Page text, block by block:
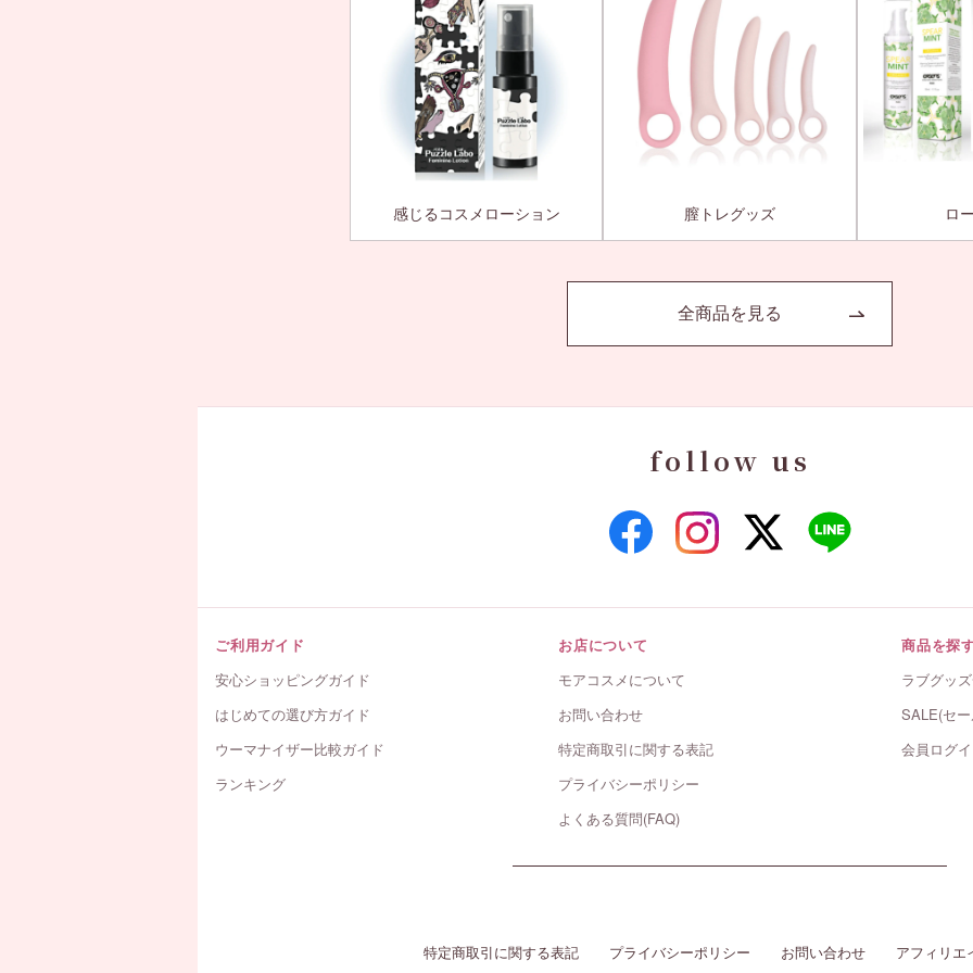
感じるコスメローション 膣トレグッズ ロ
全商品を見る
follow us
ご利用ガイド
安心ショッピングガイド
はじめての選び方ガイド
ウーマナイザー比較ガイド
ランキング
お店について
モアコスメについて
お問い合わせ
特定商取引に関する表記
プライバシーポリシー
よくある質問(FAQ)
商品を探
ラブグッ
SALE(セ
会員ログ
特定商取引に関する表記 プライバシーポリシー お問い合わせ アフィリエ